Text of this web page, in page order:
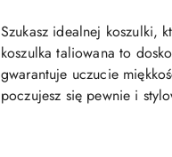
Szukasz idealnej koszulki,
koszulka taliowana to
gwarantuje uczucie
poczujesz się pewnie i